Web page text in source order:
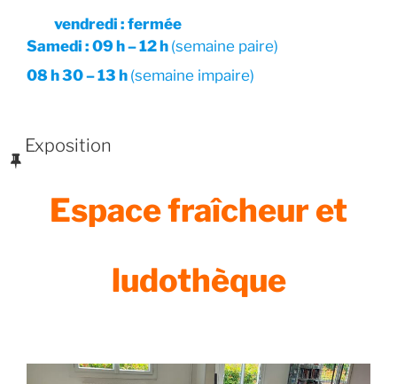
vendredi : fermée
Samedi : 09 h – 12 h (semaine paire)
08 h 30 – 13 h (semaine impaire)
PUBLIÉ
LE
Exposition
Espace fraîcheur et
ludothèque